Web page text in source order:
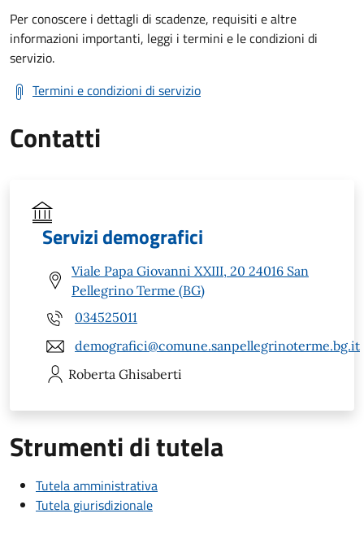
Per conoscere i dettagli di scadenze, requisiti e altre
informazioni importanti, leggi i termini e le condizioni di
servizio.
Termini e condizioni di servizio
Contatti
Servizi demografici
Viale Papa Giovanni XXIII, 20 24016 San
Pellegrino Terme (BG)
034525011
demografici@comune.sanpellegrinoterme.bg.it
Roberta Ghisaberti
Strumenti di tutela
Tutela amministrativa
Tutela giurisdizionale